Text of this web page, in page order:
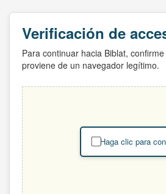
Verificación de
Para continuar hacia Biblat,
proviene de un navegador legítimo.
Haga clic para